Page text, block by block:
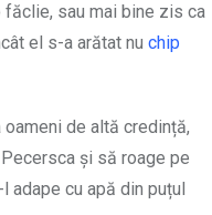
făclie, sau mai bine zis ca
el s-a arătat nu chip
de altă credință,
și să roage pe
cu apă din puțul